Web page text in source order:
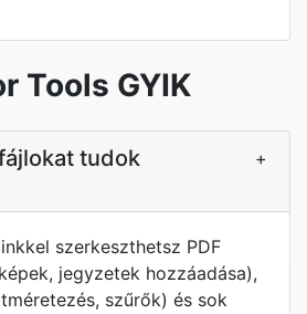
Tools GYIK
tudok
+
szerkeszthetsz PDF
jegyzetek hozzáadása),
szűrők) és sok